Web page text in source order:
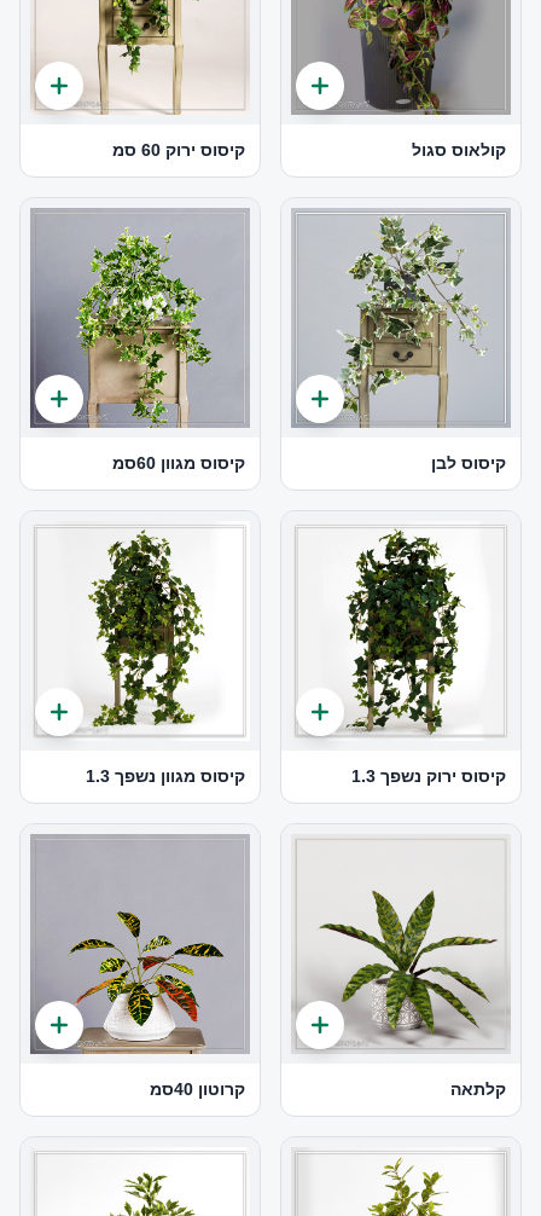
קולאוס סגול קיסוס ירוק 60 סמ
קיסוס לבן קיסוס מגוון 60סמ
קיסוס ירוק נשפך 1.3 קיסוס מגוון נשפך 1.3
קלתאה קרוטון 40סמ